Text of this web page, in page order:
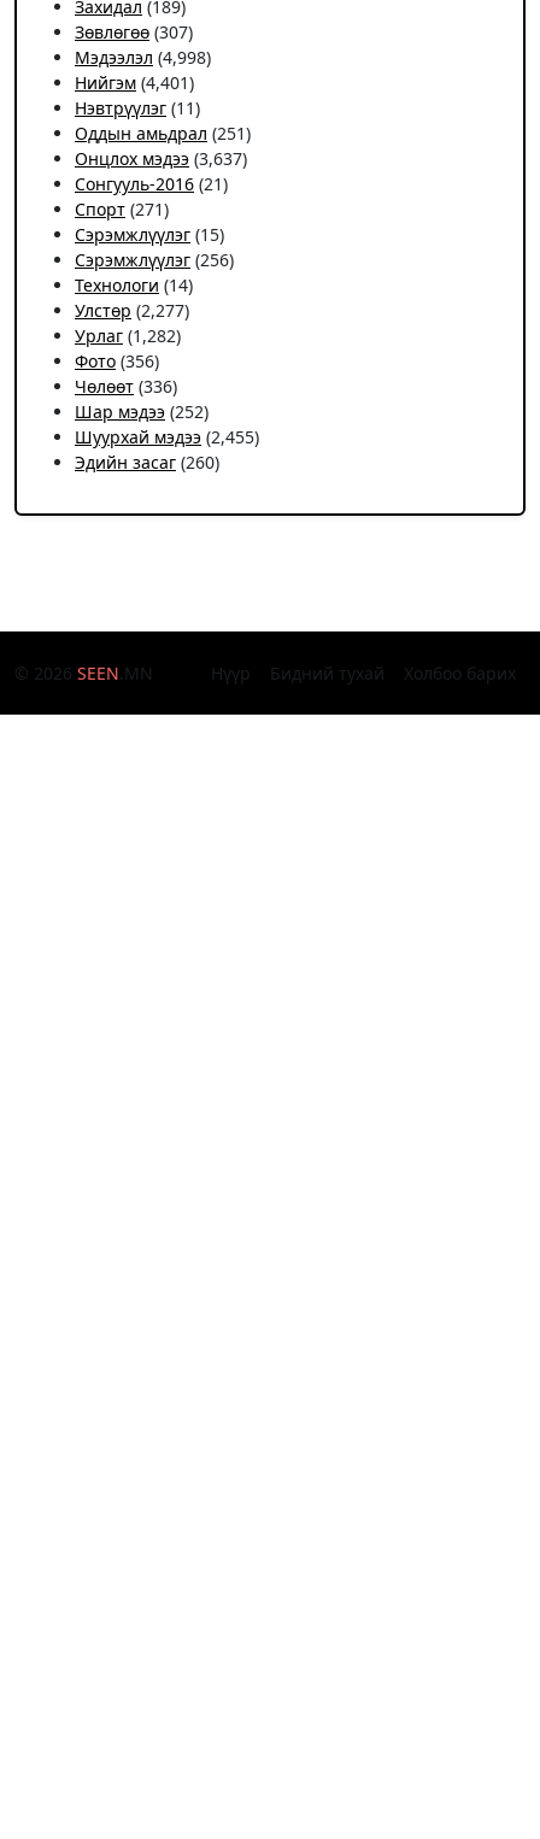
Захидал (189)
Зөвлөгөө (307)
Мэдээлэл (4,998)
Нийгэм (4,401)
Нэвтрүүлэг (11)
Оддын амьдрал (251)
Онцлох мэдээ (3,637)
Сонгууль-2016 (21)
Спорт (271)
Сэрэмжлүүлэг (15)
Сэрэмжлүүлэг (256)
Технологи (14)
Улстөр (2,277)
Урлаг (1,282)
Фото (356)
Чѳлѳѳт (336)
Шар мэдээ (252)
Шуурхай мэдээ (2,455)
Эдийн засаг (260)
© 2026 SEEN.MN Нүүр Бидний тухай Холбоо барих